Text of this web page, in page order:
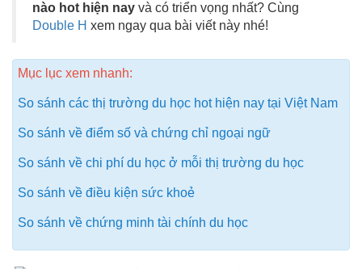
nào hot hiện nay và có triển vọng nhất? Cùng
Double H xem ngay qua bài viết này nhé!
Mục lục xem nhanh:
So sánh các thị trường du học hot hiện nay tại Việt Nam
So sánh về điểm số và chứng chỉ ngoại ngữ
So sánh về chi phí du học ở mỗi thị trường du học
So sánh về điều kiện sức khoẻ
So sánh về chứng minh tài chính du học